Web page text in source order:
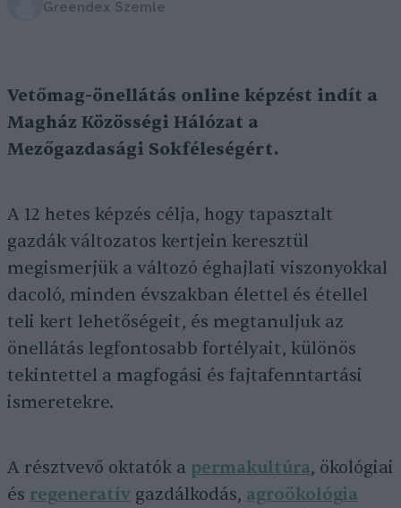
Greendex Szemle
Vetőmag-önellátás online képzést indít a
Magház Közösségi Hálózat a
Mezőgazdasági Sokféleségért.
A 12 hetes képzés célja, hogy tapasztalt
gazdák változatos kertjein keresztül
megismerjük a változó éghajlati viszonyokkal
dacoló, minden évszakban élettel és étellel
teli kert lehetőségeit, és megtanuljuk az
önellátás legfontosabb fortélyait, különös
tekintettel a magfogási és fajtafenntartási
ismeretekre.
A résztvevő oktatók a permakultúra, ökológiai
és regeneratív gazdálkodás, agroökológia